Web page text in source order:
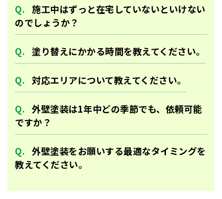
施工中はずっと在宅していないといけない
のでしょうか？
塗り替えにかかる時間を教えてください。
対応エリアについて教えてください。
外壁塗装は1年中どの季節でも、依頼可能
ですか？
外壁塗装をお願いする最適なタイミングを
教えてください。